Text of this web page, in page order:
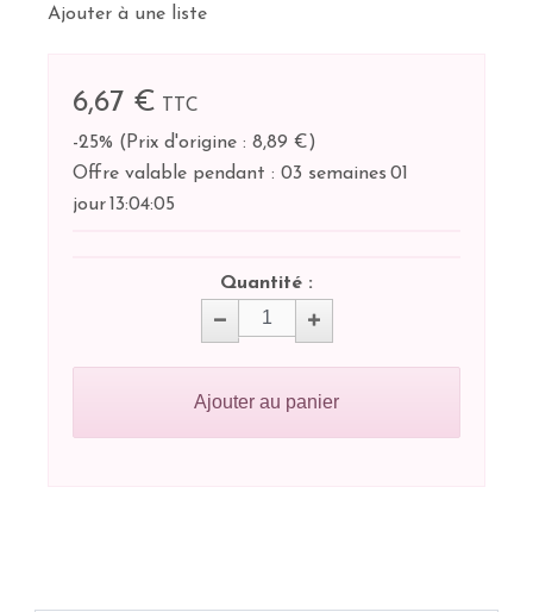
Ajouter à une liste
6,67 €
TTC
-25% ( Prix d'origine : 8,89 €)
Offre valable pendant : 03 semaines 01
jour 13:04:05
Quantité :
Ajouter au panier